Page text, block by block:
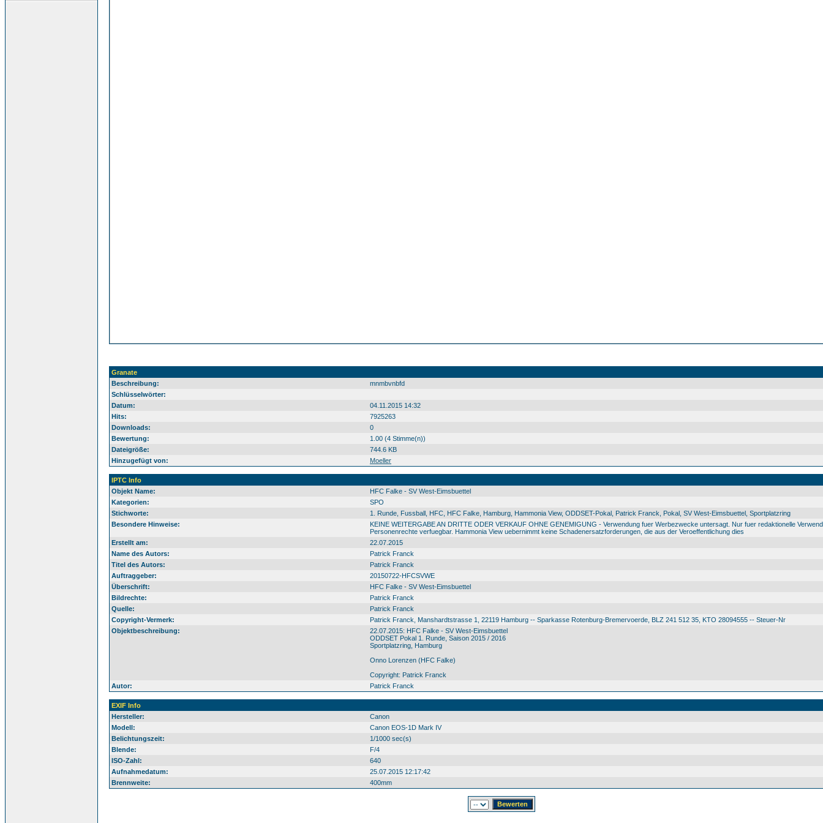
Granate
Beschreibung:
mnmbvnbfd
Schlüsselwörter:
Datum:
04.11.2015 14:32
Hits:
7925263
Downloads:
0
Bewertung:
1.00 (4 Stimme(n))
Dateigröße:
744.6 KB
Hinzugefügt von:
Moeller
IPTC Info
Objekt Name:
HFC Falke - SV West-Eimsbuettel
Kategorien:
SPO
Stichworte:
1. Runde, Fussball, HFC, HFC Falke, Hamburg, Hammonia View, ODDSET-Pokal, Patrick Franck, Pokal, SV West-Eimsbuettel, Sportplatzring
Besondere Hinweise:
KEINE WEITERGABE AN DRITTE ODER VERKAUF OHNE GENEMIGUNG - Verwendung fuer Werbezwecke untersagt. Nur fuer redaktionelle
Personenrechte verfuegbar. Hammonia View uebernimmt keine Schadenersatzforderungen, die aus der Veroeffentlichung dies
Erstellt am:
22.07.2015
Name des Autors:
Patrick Franck
Titel des Autors:
Patrick Franck
Auftraggeber:
20150722-HFCSVWE
Überschrift:
HFC Falke - SV West-Eimsbuettel
Bildrechte:
Patrick Franck
Quelle:
Patrick Franck
Copyright-Vermerk:
Patrick Franck, Manshardtstrasse 1, 22119 Hamburg -- Sparkasse Rotenburg-Bremervoerde, BLZ 241 512 35, KTO 28094555 -- Steuer-Nr
Objektbeschreibung:
22.07.2015: HFC Falke - SV West-Eimsbuettel
ODDSET Pokal 1. Runde, Saison 2015 / 2016
Sportplatzring, Hamburg
Onno Lorenzen (HFC Falke)
Copyright: Patrick Franck
Autor:
Patrick Franck
EXIF Info
Hersteller:
Canon
Modell:
Canon EOS-1D Mark IV
Belichtungszeit:
1/1000 sec(s)
Blende:
F/4
ISO-Zahl:
640
Aufnahmedatum:
25.07.2015 12:17:42
Brennweite:
400mm